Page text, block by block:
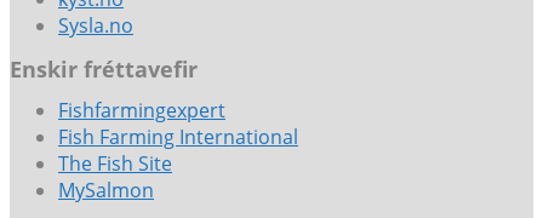
Sysla.no
Enskir fréttavefir
Fishfarmingexpert
Fish Farming International
The Fish Site
MySalmon